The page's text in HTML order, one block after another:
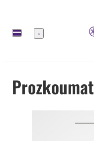
Nabídka
Prozkoumat